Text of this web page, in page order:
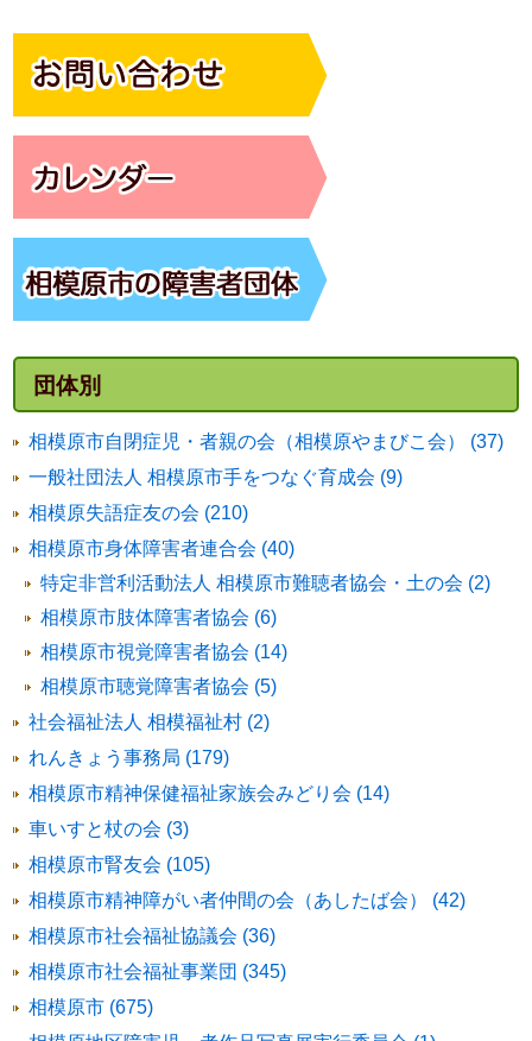
団体別
相模原市自閉症児・者親の会（相模原やまびこ会） (37)
一般社団法人 相模原市手をつなぐ育成会 (9)
相模原失語症友の会 (210)
相模原市身体障害者連合会 (40)
特定非営利活動法人 相模原市難聴者協会・土の会 (2)
相模原市肢体障害者協会 (6)
相模原市視覚障害者協会 (14)
相模原市聴覚障害者協会 (5)
社会福祉法人 相模福祉村 (2)
れんきょう事務局 (179)
相模原市精神保健福祉家族会みどり会 (14)
車いすと杖の会 (3)
相模原市腎友会 (105)
相模原市精神障がい者仲間の会（あしたば会） (42)
相模原市社会福祉協議会 (36)
相模原市社会福祉事業団 (345)
相模原市 (675)